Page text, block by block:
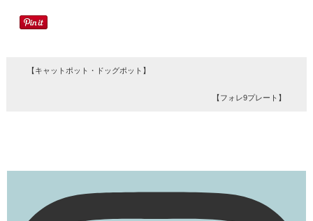
【キャットポット・ドッグポット】
【フォレ9プレート】